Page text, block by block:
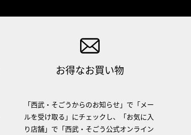
お得なお買い物
「西武・そごうからのお知らせ」で「メー
ルを受け取る」にチェックし、「お気に入
り店舗」で「西武・そごう公式オンライン